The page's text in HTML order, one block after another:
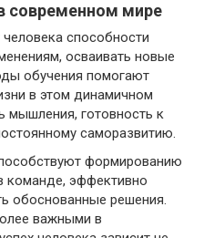
современном мире
способности
осваивать новые
обучения помогают
в этом динамичном
мышления, готовность к
саморазвитию.
формированию
команде, эффективно
обоснованные решения.
важными в